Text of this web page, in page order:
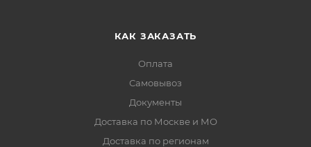
КАК ЗАКАЗАТЬ
Оплата
Самовывоз
Документы
Доставка по Москве и МО
Доставка по регионам